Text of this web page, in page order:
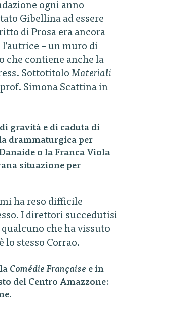
ogni anno
Gibellina ad essere
di Prosa era ancora
– un muro di
che contiene anche la
Sottotitolo Materiali
Simona Scattina in
gravità e di caduta di
drammaturgica per
o la Franca Viola
situazione per
ha reso difficile
I direttori succedutisi
che ha vissuto
lo stesso Corrao.
Comédie Française e in
del Centro Amazzone: